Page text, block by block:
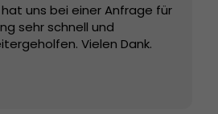
uns bei einer Anfrage für
sehr schnell und
Vielen Dank.